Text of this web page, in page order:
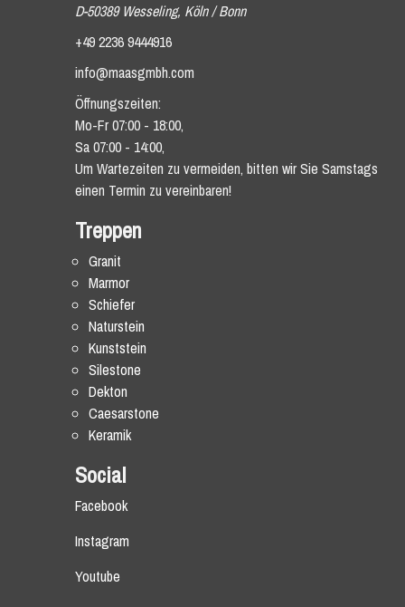
D-50389 Wesseling, Köln / Bonn
+49 2236 9444916
info@maasgmbh.com
Öffnungszeiten:
Mo-Fr 07:00 - 18:00,
Sa 07:00 - 14:00,
Um Wartezeiten zu vermeiden, bitten wir Sie Samstags
einen Termin zu vereinbaren!
Treppen
Granit
Marmor
Schiefer
Naturstein
Kunststein
Silestone
Dekton
Caesarstone
Keramik
Social
Facebook
Instagram
Youtube